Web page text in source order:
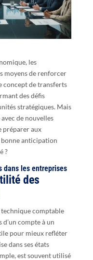
les
moyens de renforcer
concept de transferts
des défis
stratégiques. Mais
de nouvelles
préparer aux
bonne anticipation
?
dans les entreprises
des
technique comptable
compte à un
pour mieux refléter
dans ses états
est souvent utilisé